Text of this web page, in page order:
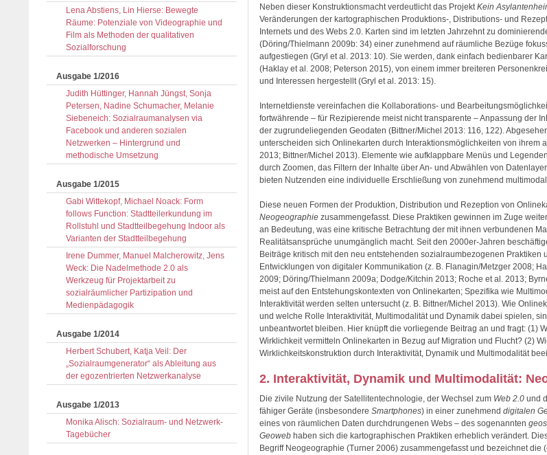
Neben dieser Konstruktionsmacht verdeutlicht das ProjektKein
Veränderungen der kartographischen Produktions-, Distributions- und
Internets und des Webs 2.0. Karten sind im letzten Jahrzehnt zu
(Döring/Thielmann 2009b: 34) einer zunehmend auf räumliche Bezüge
aufgestiegen (Gryl et al. 2013: 10). Sie werden, dank einfach bedienbarer
(Haklay et al. 2008; Peterson 2015), von einem immer breiteren
und Interessen hergestellt (Gryl et al. 2013: 15).
Internetdienste vereinfachen die Kollaborations- und
fortwährende – für Rezipierende meist nicht transparente – Anpassung der
der zugrundeliegenden Geodaten (Bittner/Michel 2013: 116, 122).
unterscheiden sich Onlinekarten durch Interaktionsmöglichkeiten von ihrem
2013; Bittner/Michel 2013). Elemente wie aufklappbare Menüs und
durch Zoomen, das Filtern der Inhalte über An- und Abwählen von
bieten Nutzenden eine individuelle Erschließung von zunehmend
Diese neuen Formen der Produktion, Distribution und Rezeption von
Neogeographie zusammengefasst. Diese Praktiken gewinnen im Zuge
an Bedeutung, was eine kritische Betrachtung der mit ihnen verbundenen
Realitätsansprüche unumgänglich macht. Seit den 2000er-Jahren
Beiträge kritisch mit den neu entstehenden sozialraumbezogenen Praktiken
Entwicklungen von digitaler Kommunikation (z. B. Flanagin/Metzger 2008;
2009; Döring/Thielmann 2009a; Dodge/Kitchin 2013; Roche et al. 2013;
meist auf den Entstehungskontexten von Onlinekarten; Spezifika wie
Interaktivität werden selten untersucht (z. B. Bittner/Michel 2013). Wie
und welche Rolle Interaktivität, Multimodalität und Dynamik dabei spielen,
unbeantwortet bleiben. Hier knüpft die vorliegende Beitrag an und fragt: (1)
Wirklichkeit vermitteln Onlinekarten in Bezug auf Migration und Flucht? (2)
Wirklichkeitskonstruktion durch Interaktivität, Dynamik und Multimodalität
2. Interaktivität, Dynamik und Multimodalität:
Die zivile Nutzung der Satellitentechnologie, der Wechsel zum Web 2.0 und
fähiger Geräte (insbesondere Smartphones) in einer zunehmend digitalen
eines von räumlichen Daten durchdrungenen Webs – des sogenannten
Geoweb haben sich die kartographischen Praktiken erheblich verändert.
Begriff Neogeographie (Turner 2006) zusammengefasst und bezeichnet die
Lena Abstiens, Lin Hierse: Bewegte
Räume: Potenziale von Videographie und
Film als Methoden der qualitativen
Sozialforschung
Ausgabe 1/2016
Judith Hüttinger, Hannah Jüngst, Sonja
Petersen, Nadine Schumacher, Melanie
Siebeneich: Sozialraumanalysen via
Facebook und anderen sozialen
Netzwerken – Hintergrund und
methodische Umsetzung
Ausgabe 1/2015
Gabi Wittekopf, Michael Noack: Form
follows Function: Stadtteilerkundung im
Rollstuhl und Stadtteilbegehung Indoor als
Varianten der Stadtteilbegehung
Irene Dummer, Manuel Malcherowitz, Jens
Weck: Die Nadelmethode 2.0 als
Werkzeug für Projektarbeit zu
sozialräumlicher Partizipation und
Medienpädagogik
Ausgabe 1/2014
Herbert Schubert, Katja Veil: Der
„Sozialraumgenerator“ als Ableitung aus
der egozentrierten Netzwerkanalyse
Ausgabe 1/2013
Monika Alisch: Sozialraum- und Netzwerk-
Tagebücher